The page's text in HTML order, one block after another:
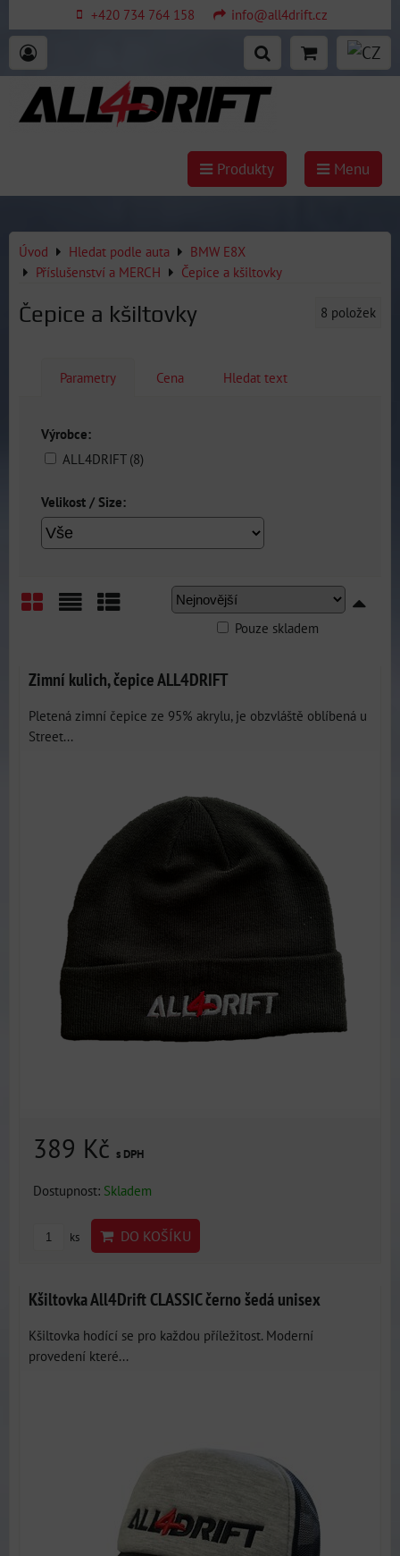
+420 734 764 158 info@all4drift.cz
Produkty Menu
Úvod Hledat podle auta
BMW E8X
Příslušenství a MERCH
Čepice a kšiltovky
Čepice a kšiltovky 8 položek
Parametry Cena Hledat text
Výrobce:
ALL4DRIFT (8)
Velikost / Size:
Pouze skladem
Zimní kulich, čepice ALL4DRIFT
Pletená zimní čepice ze 95% akrylu, je obzvláště oblíbená u
Street...
389 Kč s DPH
Dostupnost: Skladem
ks DO KOŠÍKU
Kšiltovka All4Drift CLASSIC černo šedá unisex
Kšiltovka hodící se pro každou příležitost. Moderní
provedení které...